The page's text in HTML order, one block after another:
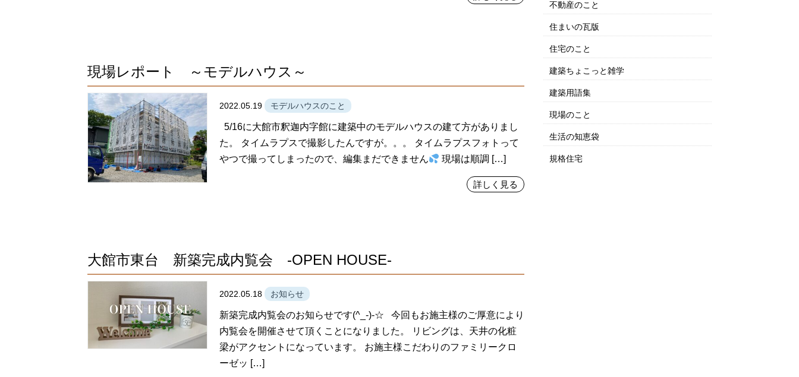
現場レポート ～モデルハウス～
2022.05.19 モデルハウスのこと
5/16に大館市釈迦内字館に建築中のモデルハウスの建て方がありまし
た。 タイムラプスで撮影したんですが。。。 タイムラプスフォトって
やつで撮ってしまったので、編集まだできません
現場は順調 […]
詳しく見る
大館市東台 新築完成内覧会 -OPEN HOUSE-
2022.05.18 お知らせ
新築完成内覧会のお知らせです(^_-)-☆ 今回もお施主様のご厚意により
内覧会を開催させて頂くことになりました。 リビングは、天井の化粧
梁がアクセントになっています。 お施主様こだわりのファミリークロ
ーゼッ […]
不動産のこと
住まいの瓦版
住宅のこと
建築ちょこっと雑学
建築用語集
現場のこと
生活の知恵袋
規格住宅